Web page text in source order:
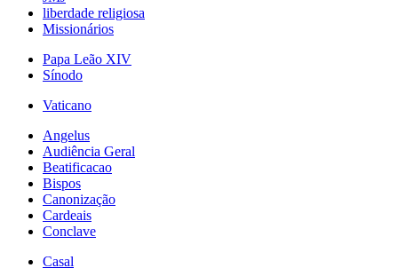
liberdade religiosa
Missionários
Papa Leão XIV
Sínodo
Vaticano
Angelus
Audiência Geral
Beatificacao
Bispos
Canonização
Cardeais
Conclave
Casal